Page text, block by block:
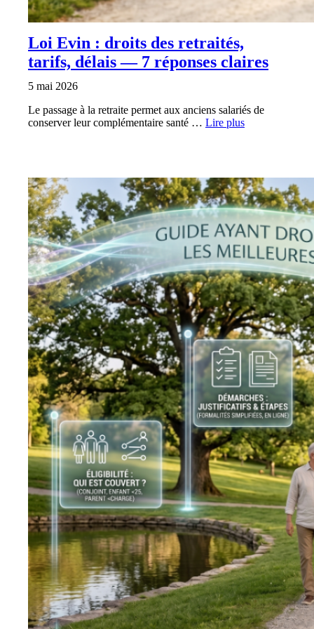
Loi Evin : droits des retraités,
tarifs, délais — 7 réponses claires
5 mai 2026
Le passage à la retraite permet aux anciens salariés de
conserver leur complémentaire santé … Lire plus